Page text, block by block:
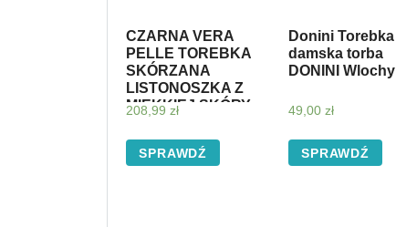
CZARNA VERA
PELLE TOREBKA
SKÓRZANA
LISTONOSZKA Z
MIĘKKIEJ SKÓRY
208,99 zł
SPRAWDŹ
Donini Torebka
damska torba
DONINI Wlochy
49,00 zł
SPRAWDŹ